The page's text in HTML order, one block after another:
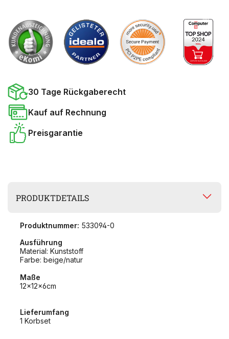
30 Tage Rückgaberecht
Kauf auf Rechnung
Preisgarantie
PRODUKTDETAILS
Produktnummer: 533094-0
Ausführung
Material: Kunststoff
Farbe: beige/natur
Maße
12x12x6cm
Lieferumfang
1 Korbset